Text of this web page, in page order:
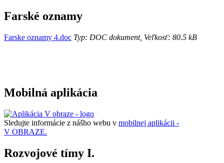
Farské oznamy
Farske oznamy 4.doc Typ: DOC dokument, Veľkosť: 80.5 kB
Mobilná aplikácia
Sledujte informácie z nášho webu v mobilnej aplikácii -
V OBRAZE.
Rozvojové tímy I.